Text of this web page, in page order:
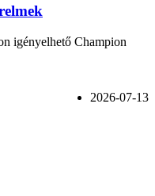
igényelhető Champion
2026-07-13